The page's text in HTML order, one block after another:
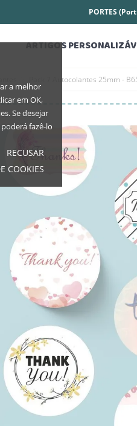
a melhor
em OK,
Se desejar
fazê-lo
RECUSAR
COOKIES
PORTES
ARTIGOS
Pack 7 Autocolantes 25mm -